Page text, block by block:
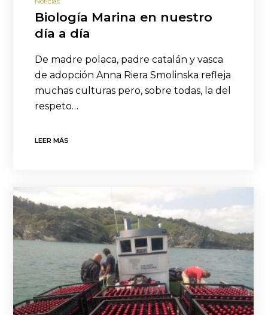
Biología Marina en nuestro
día a día
De madre polaca, padre catalán y vasca
de adopción Anna Riera Smolinska refleja
muchas culturas pero, sobre todas, la del
respeto…
LEER MÁS